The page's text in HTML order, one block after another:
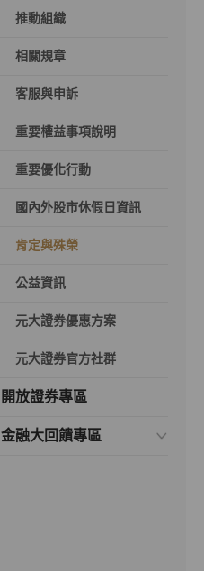
推動組織
相關規章
客服與申訴
重要權益事項說明
重要優化行動
國內外股市休假日資訊
肯定與殊榮
公益資訊
元大證券優惠方案
元大證券官方社群
開放證券專區
金融大回饋專區